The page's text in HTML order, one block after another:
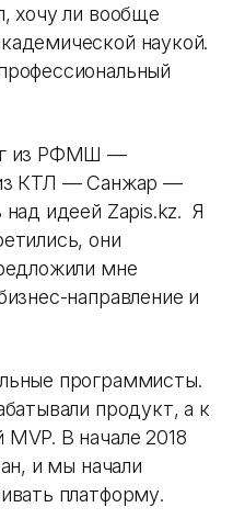
хочу ли вообще
наукой.
из РФМШ —
КТЛ — Санжар —
над идеей Zapis.kz. Я
они
мне
направление и
программисты.
продукт, а к
В начале 2018
и мы начали
платформу.